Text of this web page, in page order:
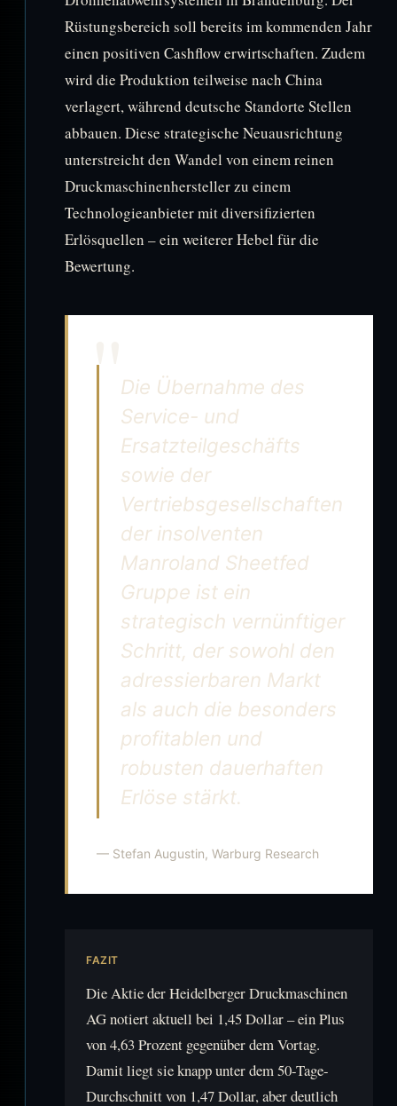
Rüstungsbereich soll bereits im kommenden Jahr
einen positiven Cashflow erwirtschaften. Zudem
wird die Produktion teilweise nach China
verlagert, während deutsche Standorte Stellen
abbauen. Diese strategische Neuausrichtung
unterstreicht den Wandel von einem reinen
Druckmaschinenhersteller zu einem
Technologieanbieter mit diversifizierten
Erlösquellen – ein weiterer Hebel für die
Bewertung.
Die Übernahme des
Service- und
Ersatzteilgeschäfts
sowie der
Vertriebsgesellschaften
der insolventen
Manroland Sheetfed
Gruppe ist ein
strategisch vernünftiger
Schritt, der sowohl den
adressierbaren Markt
als auch die besonders
profitablen und
robusten dauerhaften
Erlöse stärkt.
— Stefan Augustin, Warburg Research
FAZIT
Die Aktie der Heidelberger Druckmaschinen
AG notiert aktuell bei 1,45 Dollar – ein Plus
von 4,63 Prozent gegenüber dem Vortag.
Damit liegt sie knapp unter dem 50-Tage-
Durchschnitt von 1,47 Dollar, aber deutlich